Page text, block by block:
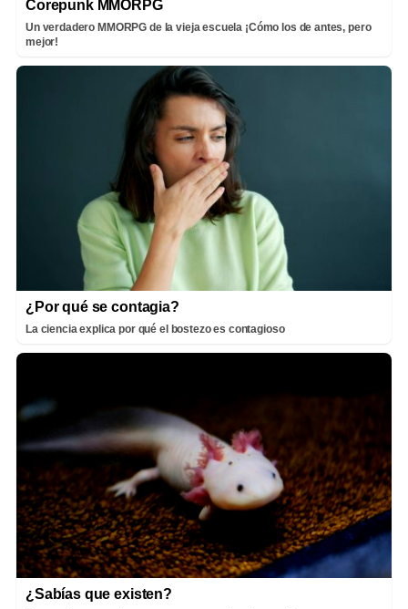
Corepunk MMORPG
Un verdadero MMORPG de la vieja escuela ¡Cómo los de antes, pero
mejor!
¿Por qué se contagia?
La ciencia explica por qué el bostezo es contagioso
¿Sabías que existen?